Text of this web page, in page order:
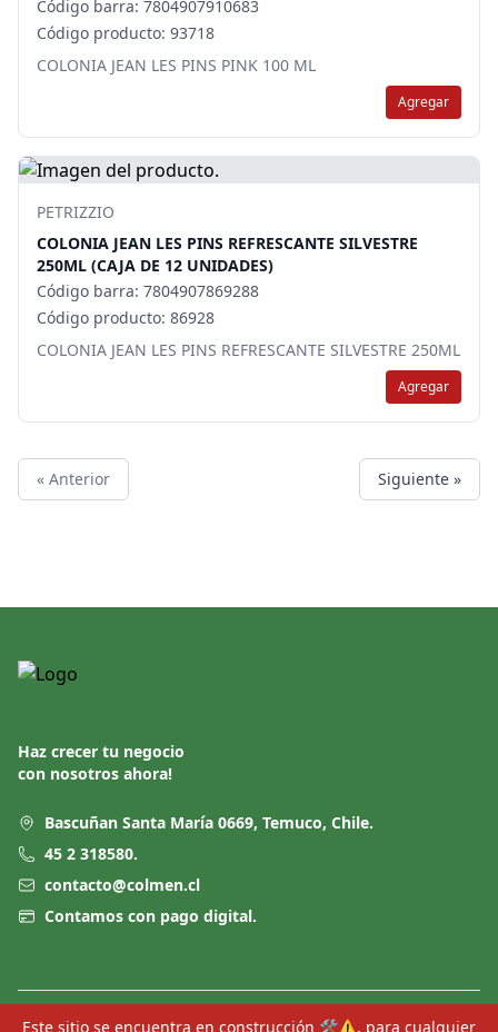
Este sitio se encuentra en construcción 🛠⚠️, para cualquier
Código barra: 7804907910683
Código producto: 93718
COLONIA JEAN LES PINS PINK 100 ML
Agregar
PETRIZZIO
COLONIA JEAN LES PINS REFRESCANTE SILVESTRE
250ML (CAJA DE 12 UNIDADES)
Código barra: 7804907869288
Código producto: 86928
COLONIA JEAN LES PINS REFRESCANTE SILVESTRE 250ML
Agregar
« Anterior Siguiente »
Haz crecer tu negocio
con nosotros ahora!
Bascuñan Santa María 0669, Temuco, Chile.
45 2 318580.
contacto@colmen.cl
Contamos con pago digital.